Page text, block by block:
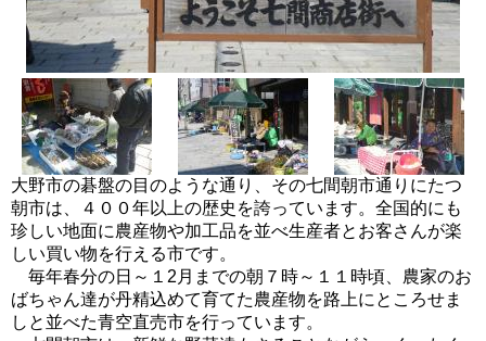
大野市の碁盤の目のような通り、その七間朝市通りにたつ
朝市は、４００年以上の歴史を誇っています。全国的にも
珍しい地面に農産物や加工品を並べ生産者とお客さんが楽
しい買い物を行える市です。
毎年春分の日～１2月までの朝７時～１１時頃、農家のお
ばちゃん達が丹精込めて育てた農産物を路上にところせま
しと並べた青空直売市を行っています。